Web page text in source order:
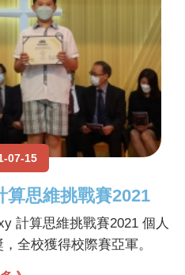
07-15
思維挑戰賽2021
計算思維挑戰賽2021 個人
全校獲得校際賽亞軍。